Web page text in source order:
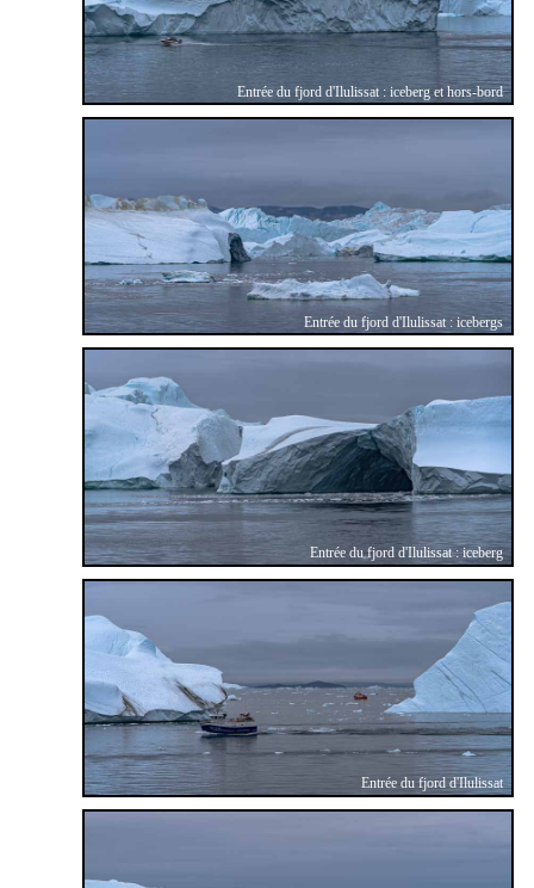
Entrée du fjord d'Ilulissat : iceberg et hors-bord
Entrée du fjord d'Ilulissat : icebergs
Entrée du fjord d'Ilulissat : iceberg
Entrée du fjord d'Ilulissat